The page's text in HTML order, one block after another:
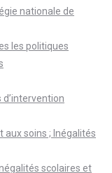
nationale de
les politiques
aux soins ; Inégalités
scolaires et